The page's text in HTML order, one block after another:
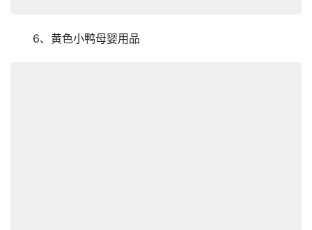
6、黄色小鸭母婴用品